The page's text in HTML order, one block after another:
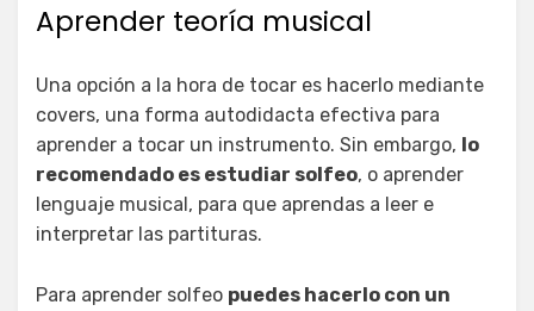
Aprender teoría musical
Una opción a la hora de tocar es hacerlo mediante
covers, una forma autodidacta efectiva para
aprender a tocar un instrumento. Sin embargo, lo
recomendado es estudiar solfeo, o aprender
lenguaje musical, para que aprendas a leer e
interpretar las partituras.
Para aprender solfeo puedes hacerlo con un